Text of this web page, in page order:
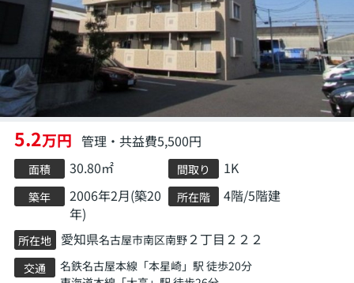
5.2万円 管理・共益費5,500円
面積 30.80㎡ 間取り 1K
築年
2006年2月(築20
年)
所在階 4階/5階建
所在地 愛知県名古屋市南区南野２丁目２２２
交通 名鉄名古屋本線 「本星崎」駅 徒歩20分